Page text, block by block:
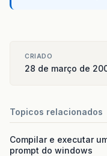
CRIADO
28 de março de
Topicos relacionados
Compilar e executar
prompt do windows